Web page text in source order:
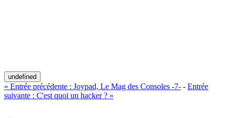
undefined
« Entrée précédente : Joypad, Le Mag des Consoles -7- - Entrée
suivante : C'est quoi un hacker ? »